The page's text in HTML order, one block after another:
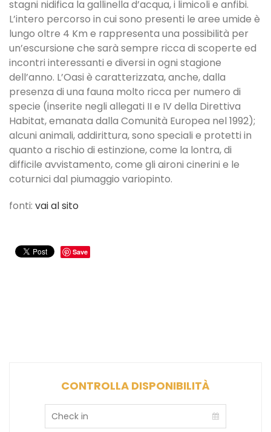
stagni nidifica la gallinella d’acqua, i limicoli e anfibi.
L’intero percorso in cui sono presenti le aree umide è
lungo oltre 4 Km e rappresenta una possibilità per
un’escursione che sarà sempre ricca di scoperte ed
incontri interessanti e diversi in ogni stagione
dell’anno. L’Oasi è caratterizzata, anche, dalla
presenza di una fauna molto ricca per numero di
specie (inserite negli allegati II e IV della Direttiva
Habitat, emanata dalla Comunità Europea nel 1992);
alcuni animali, addirittura, sono speciali e protetti in
quanto a rischio di estinzione, come la lontra, di
difficile avvistamento, come gli aironi cinerini e le
coturnici dal piumaggio variopinto.
fonti: vai al sito
Save
CONTROLLA DISPONIBILITÀ